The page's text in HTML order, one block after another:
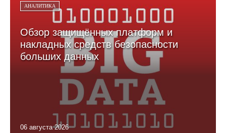
АНАЛИТИКА
Обзор защищённых платформ и
накладных средств безопасности
больших данных
06 августа 2026